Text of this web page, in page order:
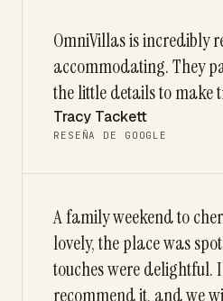
OmniVillas is incredibly
accommodating. They
the little details to make
Tracy Tackett
RESEÑA DE GOOGLE
A family weekend to
lovely, the place was
touches were delightful.
recommend it, and we